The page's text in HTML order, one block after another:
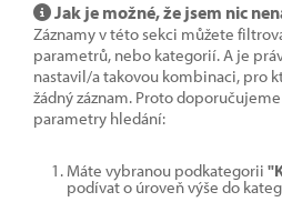
Jak je možné, že jsem nic
Záznamy v této sekci můžete
parametrů, nebo kategorií. A je
nastavil/a takovou kombinaci, pro
žádný záznam. Proto
parametry hledání:
Máte vybranou podkategorii
podívat o úroveň výše do